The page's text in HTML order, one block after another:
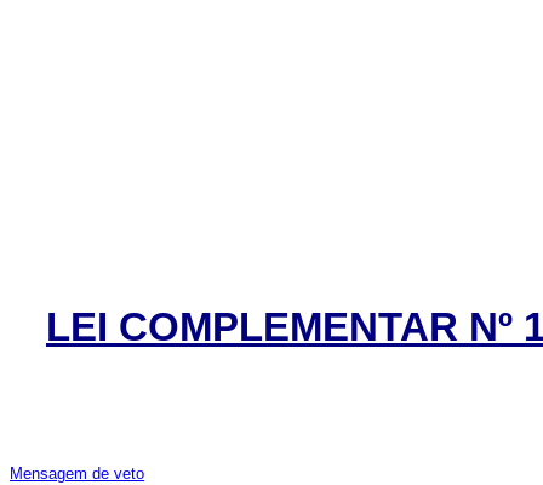
LEI COMPLEMENTAR Nº
Mensagem de veto